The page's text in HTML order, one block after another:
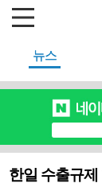
뉴스
한일 수출규제